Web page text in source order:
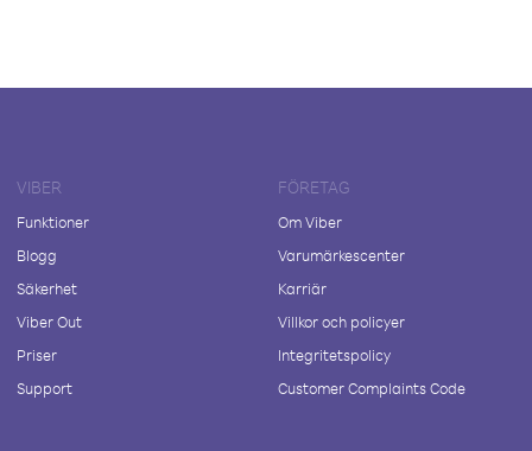
VIBER
Funktioner
Blogg
Säkerhet
Viber Out
Priser
Support
FÖRETAG
Om Viber
Varumärkescenter
Karriär
Villkor och policyer
Integritetspolicy
Customer Complaints Code